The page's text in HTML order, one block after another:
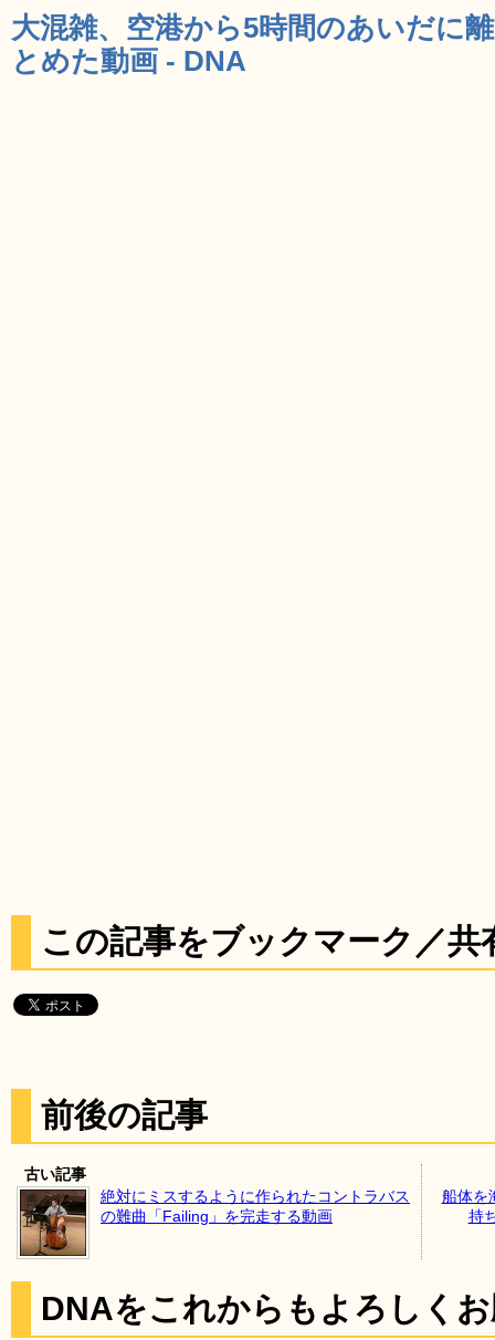
大混雑、空港から5時間のあいだに
とめた動画 - DNA
この記事をブックマーク／共
前後の記事
古い記事
絶対にミスするように作られたコントラバス
の難曲「Failing」を完走する動画
船体を
持
DNAをこれからもよろしく